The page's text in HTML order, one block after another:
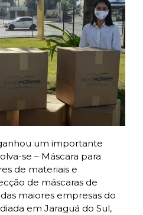
um importante
se – Máscara para
de materiais e
de máscaras de
maiores empresas do
em Jaraguá do Sul,